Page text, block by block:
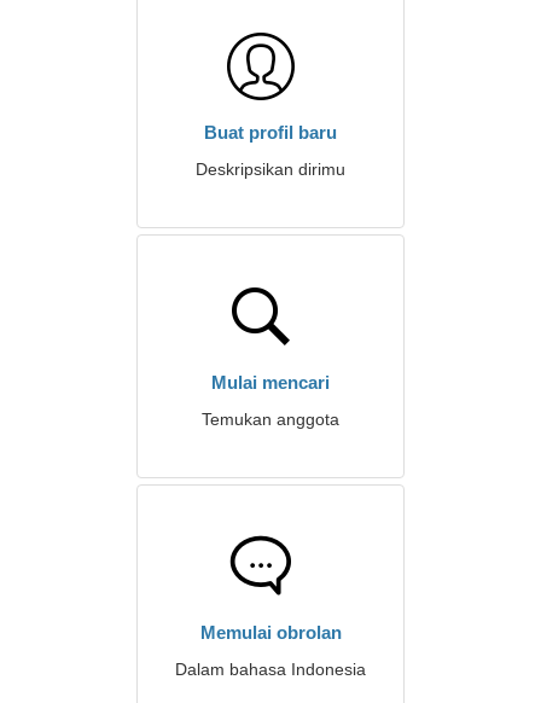
Buat profil baru
Deskripsikan dirimu
Mulai mencari
Temukan anggota
Memulai obrolan
Dalam bahasa Indonesia